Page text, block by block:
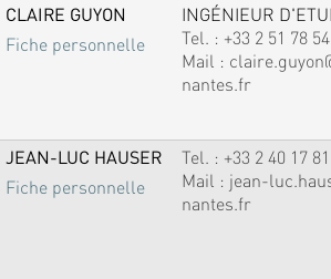
CLAIRE GUYON
Fiche personnelle
INGÉNIEUR
Tel. : +33 2 51 78
Mail :
nantes.fr
JEAN-LUC HAUSER
Fiche personnelle
Tel. : +33 2 40 17
Mail : jean-
nantes.fr